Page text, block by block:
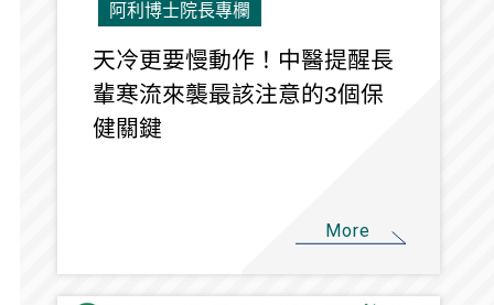
阿利博士院長專欄
天冷更要慢動作！中醫提醒長
輩寒流來襲最該注意的3個保
健關鍵
More